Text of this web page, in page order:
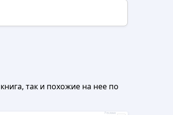
так и похожие на нее по
Реклама